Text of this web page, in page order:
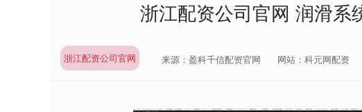
浙江配资公司官网 润滑系
浙江配资公司官网 来源：盈科千信配资官网 网站：科元网配资